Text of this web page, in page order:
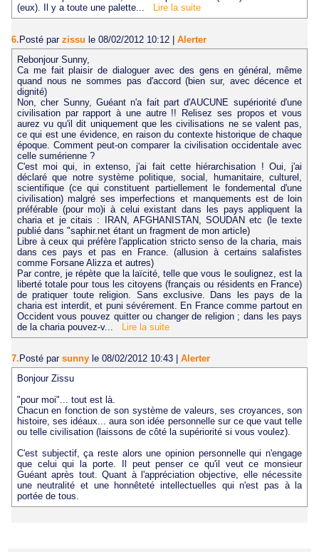
(eux). Il y a toute une palette...
Lire la suite
6. Posté par zissu le 08/02/2012 10:12
Alerter
Rebonjour Sunny,
Ca me fait plaisir de dialoguer avec des gens en général, même
quand nous ne sommes pas d'accord (bien sur, avec décence et
dignité)
Non, cher Sunny, Guéant n'a fait part d'AUCUNE supériorité d'une
civilisation par rapport à une autre !! Relisez ses propos et vous
aurez vu qu'il dit uniquement que les civilisations ne se valent pas,
ce qui est une évidence, en raison du contexte historique de chaque
époque. Comment peut-on comparer la civilisation occidentale avec
celle sumérienne ?
C'est moi qui, in extenso, j'ai fait cette hiérarchisation ! Oui, j'ai
déclaré que notre système politique, social, humanitaire, culturel,
scientifique (ce qui constituent partiellement le fondemental d'une
civilisation) malgré ses imperfections et manquements est de loin
préférable (pour mo)i à celui existant dans les pays appliquent la
charia et je citais : IRAN, AFGHANISTAN, SOUDAN etc (le texte
publié dans "saphir.net étant un fragment de mon article)
Libre à ceux qui préfère l'application stricto senso de la charia, mais
dans ces pays et pas en France. (allusion à certains salafistes
comme Forsane Alizza et autres)
Par contre, je répète que la laïcité, telle que vous le soulignez, est la
liberté totale pour tous les citoyens (français ou résidents en France)
de pratiquer toute religion. Sans exclusive. Dans les pays de la
charia est interdit, et puni sévérement. En France comme partout en
Occident vous pouvez quitter ou changer de religion ; dans les pays
de la charia pouvez-v...
Lire la suite
7. Posté par sunny le 08/02/2012 10:43
Alerter
Bonjour Zissu
"pour moi"... tout est là.
Chacun en fonction de son système de valeurs, ses croyances, son
histoire, ses idéaux... aura son idée personnelle sur ce que vaut telle
ou telle civilisation (laissons de côté la supériorité si vous voulez).
C'est subjectif, ça reste alors une opinion personnelle qui n'engage
que celui qui la porte. Il peut penser ce qu'il veut ce monsieur
Guéant après tout. Quant à l'appréciation objective, elle nécessite
une neutralité et une honnêteté intellectuelles qui n'est pas à la
portée de tous.